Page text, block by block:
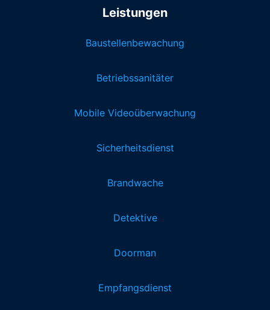
Leistungen
Baustellenbewachung
Betriebssanitäter
Mobile Videoüberwachung
Sicherheitsdienst
Brandwache
Detektive
Doorman
Empfangsdienst